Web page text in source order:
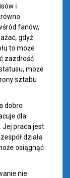
i
fanów,
gdyż
to może
zazdrość
może
sztabu
dobro
dla
Jej praca jest
działa
osiągnąć
nie